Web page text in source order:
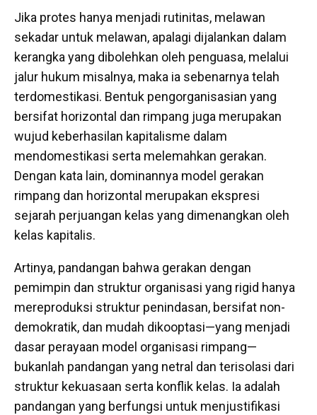
Jika protes hanya menjadi rutinitas, melawan
sekadar untuk melawan, apalagi dijalankan dalam
kerangka yang dibolehkan oleh penguasa, melalui
jalur hukum misalnya, maka ia sebenarnya telah
terdomestikasi. Bentuk pengorganisasian yang
bersifat horizontal dan rimpang juga merupakan
wujud keberhasilan kapitalisme dalam
mendomestikasi serta melemahkan gerakan.
Dengan kata lain, dominannya model gerakan
rimpang dan horizontal merupakan ekspresi
sejarah perjuangan kelas yang dimenangkan oleh
kelas kapitalis.
Artinya, pandangan bahwa gerakan dengan
pemimpin dan struktur organisasi yang rigid hanya
mereproduksi struktur penindasan, bersifat non-
demokratik, dan mudah dikooptasi—yang menjadi
dasar perayaan model organisasi rimpang—
bukanlah pandangan yang netral dan terisolasi dari
struktur kekuasaan serta konflik kelas. Ia adalah
pandangan yang berfungsi untuk menjustifikasi